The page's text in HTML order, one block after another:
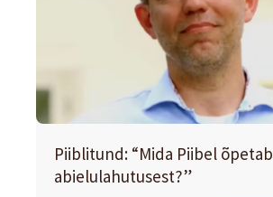
Piiblitund: “Mida Piibel õpetab
abielulahutusest?”